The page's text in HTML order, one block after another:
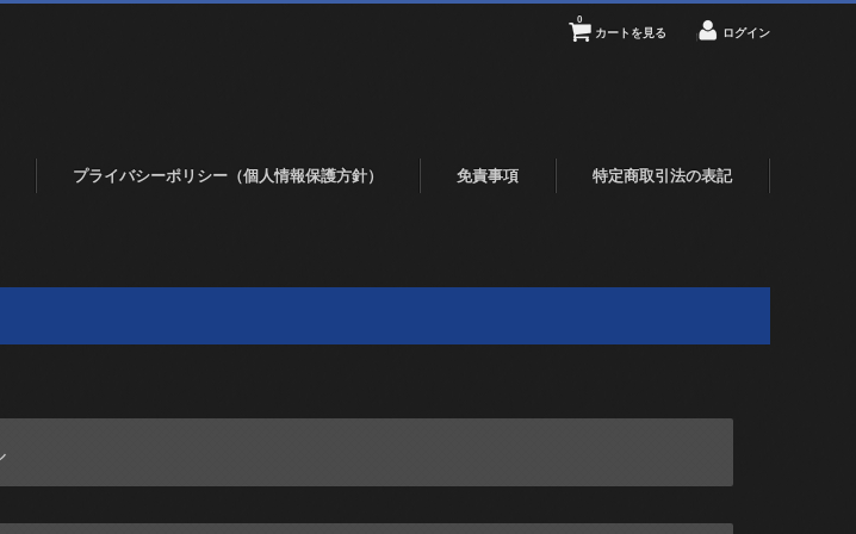
カートを見る
0
ログイン
プライバシーポリシー（個人情報保護方針） 免責事項 特定商取引法の表記